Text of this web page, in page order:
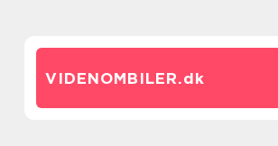
VIDENOMBILER.dk